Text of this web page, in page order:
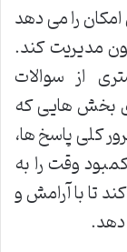
را می دهد
مدیریت کند.
از سوالات
بخش هایی که
کلی پاسخ ها،
وقت را به
تا با آرامش و